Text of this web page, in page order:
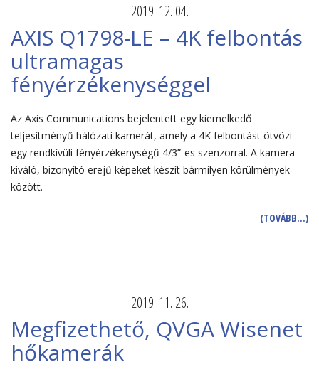
2019. 12. 04.
AXIS Q1798-LE – 4K felbontás
ultramagas
fényérzékenységgel
Az Axis Communications bejelentett egy kiemelkedő
teljesítményű hálózati kamerát, amely a 4K felbontást ötvözi
egy rendkívüli fényérzékenységű 4/3”-es szenzorral. A kamera
kiváló, bizonyító erejű képeket készít bármilyen körülmények
között.
(TOVÁBB…)
2019. 11. 26.
Megfizethető, QVGA Wisenet
hőkamerák